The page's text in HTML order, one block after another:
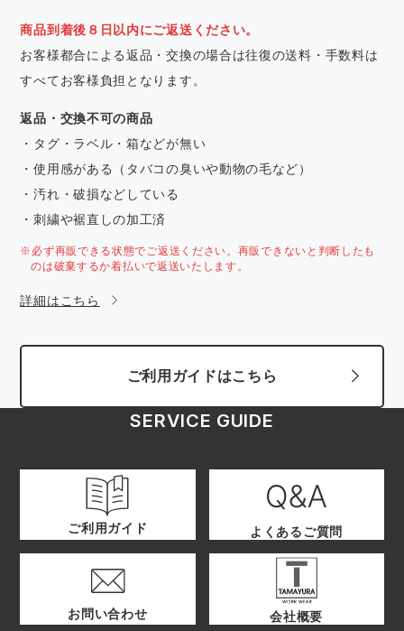
商品到着後８日以内にご返送ください。
お客様都合による返品・交換の場合は往復の送料・手数料は
すべてお客様負担となります。
返品・交換不可の商品
・タグ・ラベル・箱などが無い
・使用感がある（タバコの臭いや動物の毛など）
・汚れ・破損などしている
・刺繍や裾直しの加工済
※必ず再販できる状態でご返送ください。再販できないと判断したも
のは破棄するか着払いで返送いたします。
詳細はこちら
ご利用ガイドはこちら
SERVICE GUIDE
ご利用ガイド よくあるご質問
お問い合わせ 会社概要